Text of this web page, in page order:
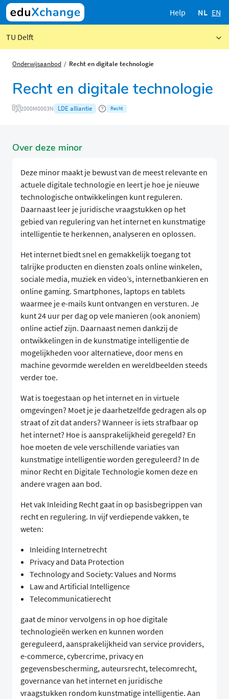
Help NL EN
TU Delft
Onderwijsaanbod Recht en digitale technologie
Recht en digitale technologie
2000M0003N LDE alliantie Recht
Over deze minor
Deze minor maakt je bewust van de meest relevante en
actuele digitale technologie en leert je hoe je nieuwe
technologische ontwikkelingen kunt reguleren.
Daarnaast leer je juridische vraagstukken op het
gebied van regulering van het internet en kunstmatige
intelligentie te herkennen, analyseren en oplossen.
Het internet biedt snel en gemakkelijk toegang tot
talrijke producten en diensten zoals online winkelen,
sociale media, muziek en video’s, internetbankieren en
online gaming. Smartphones, laptops en tablets
waarmee je e-mails kunt ontvangen en versturen. Je
kunt 24 uur per dag op vele manieren (ook anoniem)
online actief zijn. Daarnaast nemen dankzij de
ontwikkelingen in de kunstmatige intelligentie de
mogelijkheden voor alternatieve, door mens en
machine gevormde werelden en wereldbeelden steeds
verder toe.
Wat is toegestaan op het internet en in virtuele
omgevingen? Moet je je daarhetzelfde gedragen als op
straat of zit dat anders? Wanneer is iets strafbaar op
het internet? Hoe is aansprakelijkheid geregeld? En
hoe moeten de vele verschillende variaties van
kunstmatige intelligentie worden gereguleerd? In de
minor Recht en Digitale Technologie komen deze en
andere vragen aan bod.
Het vak Inleiding Recht gaat in op basisbegrippen van
recht en regulering. In vijf verdiepende vakken, te
weten:
Inleiding Internetrecht
Privacy and Data Protection
Technology and Society: Values and Norms
Law and Artificial Intelligence
Telecommunicatierecht
gaat de minor vervolgens in op hoe digitale
technologieën werken en kunnen worden
gereguleerd, aansprakelijkheid van service providers,
e-commerce, cybercrime, privacy en
gegevensbescherming, auteursrecht, telecomrecht,
governance van het internet en juridische
vraagstukken rondom kunstmatige intelligentie. Aan